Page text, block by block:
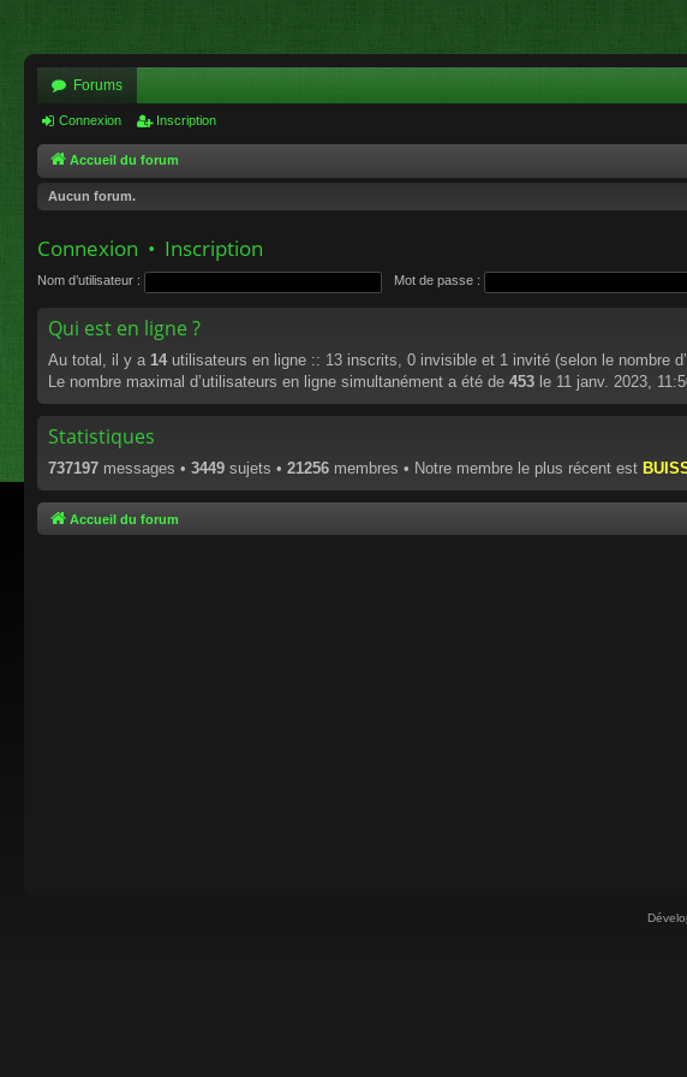
Forums
Connexion Inscription
Accueil du forum
Aucun forum.
Connexion • Inscription
Nom d’utilisateur : Mot de passe :
Qui est en ligne ?
Au total, il y a 14 utilisateurs en ligne :: 13 inscrits, 0 invisible et 1 invité (selon le nombre
Le nombre maximal d’utilisateurs en ligne simultanément a été de 453 le 11 janv. 2023,
Statistiques
737197 messages • 3449 sujets • 21256 membres • Notre membre le plus récent est
Accueil du forum